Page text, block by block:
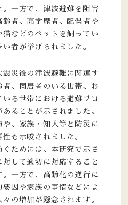
。一方で、津波避難を阻害
者、高学歴者、配偶者や
猫などのペットを飼ってい
者が挙げられました。
災後の津波避難に関連す
者、同居者のいる世帯、お
いる世帯における避難プロ
ることが示されました。
や、家族・知人等と防災に
も示唆されました。
ためには、本研究で示さ
して適切に対応すること
。一方で、高齢化の進行に
因や家族の事情などによ
の増加が懸念されます。